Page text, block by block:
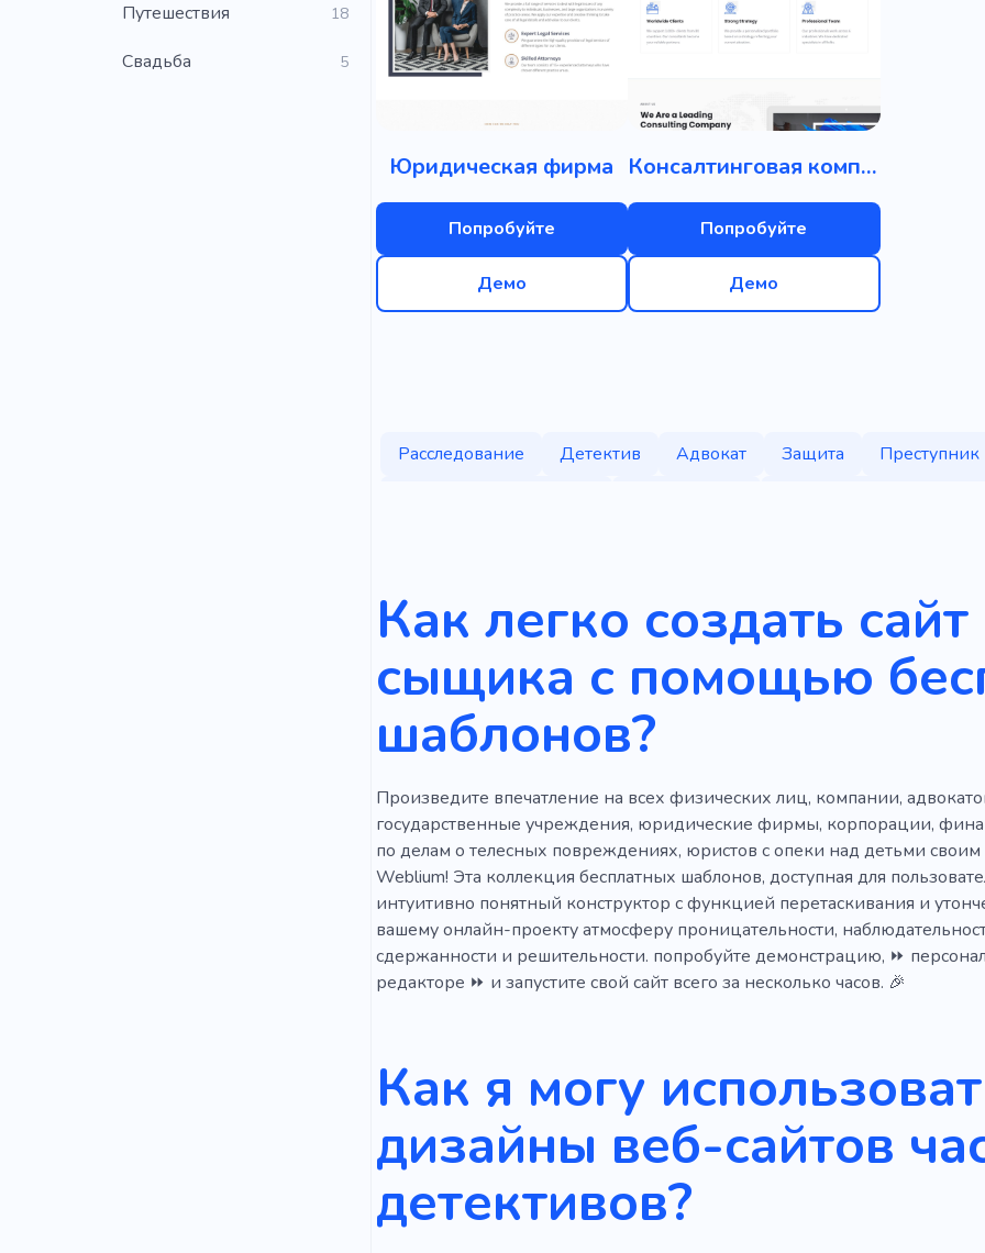
Путешествия 18
Свадьба 5
Юридическая фирма
Попробуйте
Демо
Консалтинговая компания
Попробуйте
Демо
Расследование Детектив Адвокат Защита
Преступник
Следственное бюро
Помощь Секрет Оружие
Охранник
Наблюдение Предотвращение преступности
Преследование
Консалтинг
Консультант
Кабинет для переговоров Реформ Осада
Экономика
Финансы Семья Консультация
Как легко создать сайт
сыщика с помощью
шаблонов?
Произведите впечатление на всех физических лиц, компании,
государственные учреждения, юридические фирмы, корпорации,
по делам о телесных повреждениях, юристов с опеки над детьми
Weblium! Эта коллекция бесплатных шаблонов, доступная для
интуитивно понятный конструктор с функцией перетаскивания и
вашему онлайн-проекту атмосферу проницательности,
сдержанности и решительности. попробуйте демонстрацию, ⏩
редакторе ⏩ и запустите свой сайт всего за несколько часов. 🎉
Как я могу
дизайны веб-сайтов
детективов?